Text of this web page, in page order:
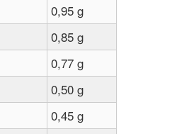
0,95 g
0,85 g
0,77 g
0,50 g
0,45 g